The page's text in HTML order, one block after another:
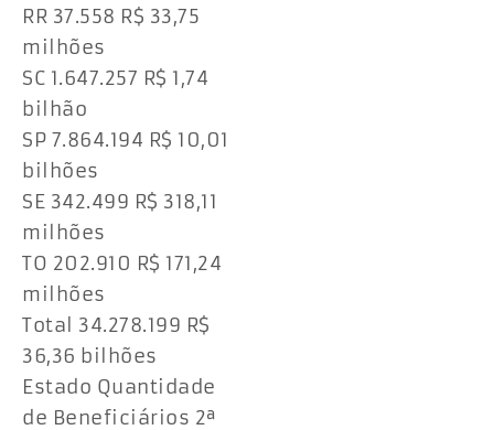
RR 37.558 R$ 33,75
milhões
SC 1.647.257 R$ 1,74
bilhão
SP 7.864.194 R$ 10,01
bilhões
SE 342.499 R$ 318,11
milhões
TO 202.910 R$ 171,24
milhões
Total 34.278.199 R$
36,36 bilhões
Estado Quantidade
de Beneficiários 2ª